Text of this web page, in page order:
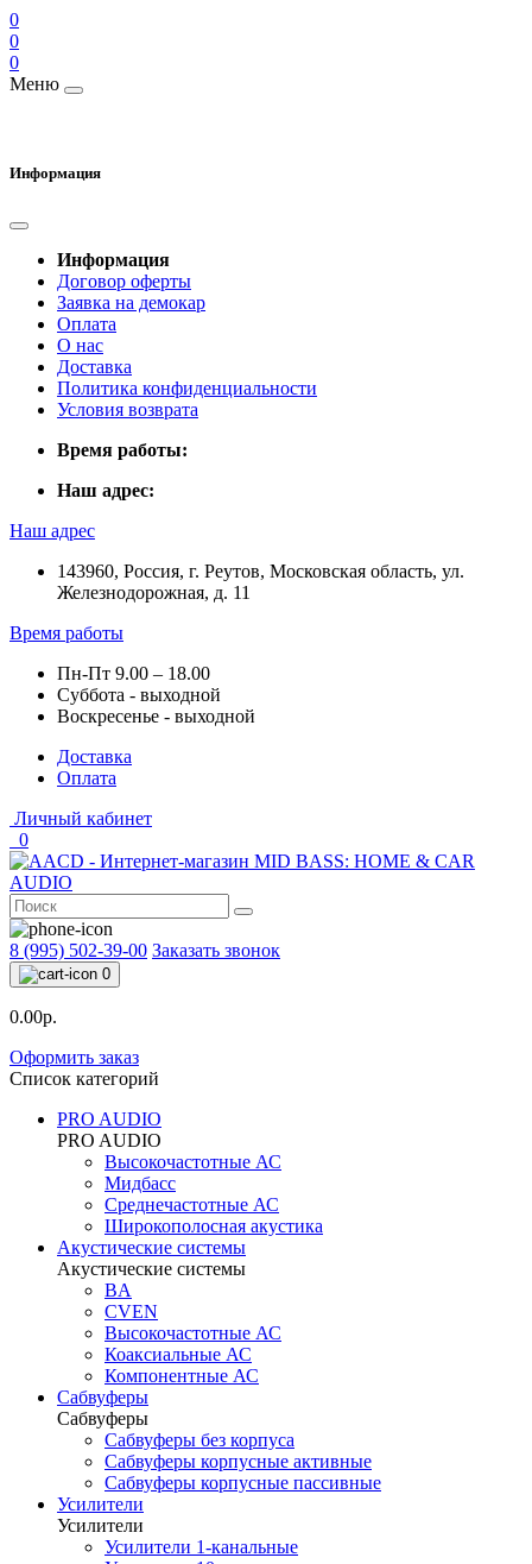
0
0
0
Меню
Информация
Информация
Договор оферты
Заявка на демокар
Оплата
О нас
Доставка
Политика конфиденциальности
Условия возврата
Время работы:
Наш адрес:
Наш адрес
143960, Россия, г. Реутов, Московская область, ул.
Железнодорожная, д. 11
Время работы
Пн-Пт 9.00 – 18.00
Суббота - выходной
Воскресенье - выходной
Доставка
Оплата
Личный кабинет
0
8 (995) 502-39-00 Заказать звонок
0
0.00р.
Оформить заказ
Список категорий
PRO AUDIO
PRO AUDIO
Высокочастотные АС
Мидбасс
Среднечастотные АС
Широкополосная акустика
Акустические системы
Акустические системы
BA
CVEN
Высокочастотные АС
Коаксиальные АС
Компонентные АС
Сабвуферы
Сабвуферы
Сабвуферы без корпуса
Сабвуферы корпусные активные
Сабвуферы корпусные пассивные
Усилители
Усилители
Усилители 1-канальные